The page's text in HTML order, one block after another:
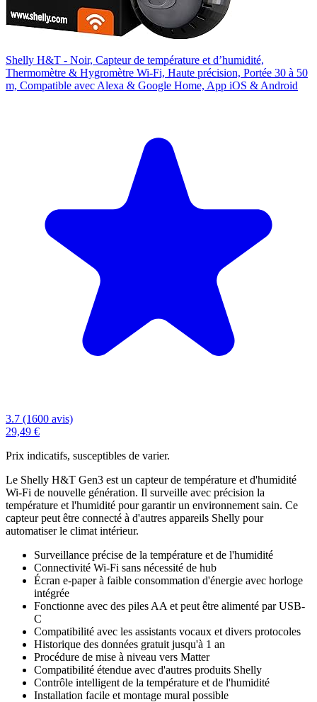
Shelly H&T - Noir, Capteur de température et d’humidité,
Thermomètre & Hygromètre Wi-Fi, Haute précision, Portée 30 à 50
m, Compatible avec Alexa & Google Home, App iOS & Android
3.7 (1600 avis)
29,49 €
Prix indicatifs, susceptibles de varier.
Le Shelly H&T Gen3 est un capteur de température et d'humidité
Wi-Fi de nouvelle génération. Il surveille avec précision la
température et l'humidité pour garantir un environnement sain. Ce
capteur peut être connecté à d'autres appareils Shelly pour
automatiser le climat intérieur.
Surveillance précise de la température et de l'humidité
Connectivité Wi-Fi sans nécessité de hub
Écran e-paper à faible consommation d'énergie avec horloge
intégrée
Fonctionne avec des piles AA et peut être alimenté par USB-
C
Compatibilité avec les assistants vocaux et divers protocoles
Historique des données gratuit jusqu'à 1 an
Procédure de mise à niveau vers Matter
Compatibilité étendue avec d'autres produits Shelly
Contrôle intelligent de la température et de l'humidité
Installation facile et montage mural possible